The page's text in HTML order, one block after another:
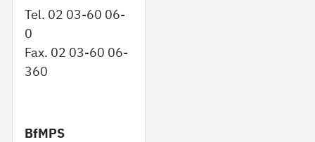
Tel. 02 03-60 06-
0
Fax. 02 03-60 06-
360
BfMPS